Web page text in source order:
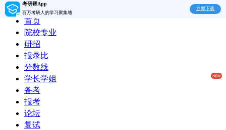
考研帮App
百万考研人的学习聚集地
立即下载
首页
院校专业
研招
报录比
分数线
学长学姐
备考
报考
论坛
复试